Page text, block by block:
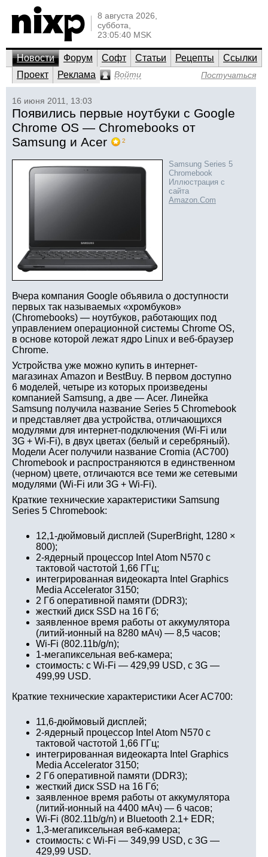
8 августа 2026,
суббота,
23:05:40 MSK
Новости Форум Софт Статьи Рецепты
Ссылки
Проект
Реклама Войти Постучаться
16 июня 2011, 13:03
Появились первые ноутбуки с Google
Chrome OS — Chromebooks от
Samsung и Acer
2
Samsung Series 5
Chromebook
Иллюстрация с
сайта
Amazon.Com
Вчера компания Google объявила о доступности
первых так называемых «хромбуков»
(Chromebooks) — ноутбуков, работающих под
управлением операционной системы Chrome OS,
в основе которой лежат ядро Linux и веб-браузер
Chrome.
Устройства уже можно купить в интернет-
магазинах Amazon и BestBuy. В первом доступно
6 моделей, четыре из которых произведены
компанией Samsung, а две — Acer. Линейка
Samsung получила название Series 5 Chromebook
и представляет два устройства, отличающихся
модулями для интернет-подключения (Wi-Fi или
3G + Wi-Fi), в двух цветах (белый и серебряный).
Модели Acer получили название Cromia (AC700)
Chromebook и распространяются в единственном
(черном) цвете, отличаются все теми же сетевыми
модулями (Wi-Fi или 3G + Wi-Fi).
Краткие технические характеристики Samsung
Series 5 Chromebook:
12,1-дюймовый дисплей (SuperBright, 1280 ×
800);
2-ядерный процессор Intel Atom N570 с
тактовой частотой 1,66 ГГц;
интегрированная видеокарта Intel Graphics
Media Accelerator 3150;
2 Гб оперативной памяти (DDR3);
жесткий диск SSD на 16 Гб;
заявленное время работы от аккумулятора
(литий-ионный на 8280 мАч) — 8,5 часов;
Wi-Fi (802.11b/g/n);
1-мегапиксельная веб-камера;
стоимость: с Wi-Fi — 429,99 USD, с 3G —
499,99 USD.
Краткие технические характеристики Acer AC700:
11,6-дюймовый дисплей;
2-ядерный процессор Intel Atom N570 с
тактовой частотой 1,66 ГГц;
интегрированная видеокарта Intel Graphics
Media Accelerator 3150;
2 Гб оперативной памяти (DDR3);
жесткий диск SSD на 16 Гб;
заявленное время работы от аккумулятора
(литий-ионный на 4400 мАч) — 6 часов;
Wi-Fi (802.11b/g/n) и Bluetooth 2.1+ EDR;
1,3-мегапиксельная веб-камера;
стоимость: с Wi-Fi — 349,99 USD, с 3G —
429,99 USD.